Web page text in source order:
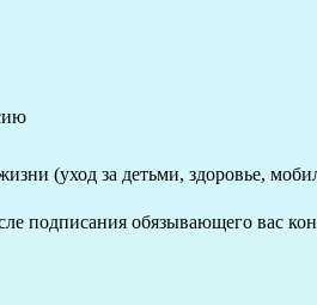
(уход за детьми, здоровье,
подписания обязывающего вас